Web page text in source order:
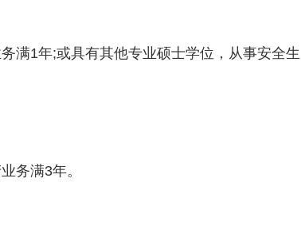
满1年;或具有其他专业硕士学位，从事安全生
务满3年。